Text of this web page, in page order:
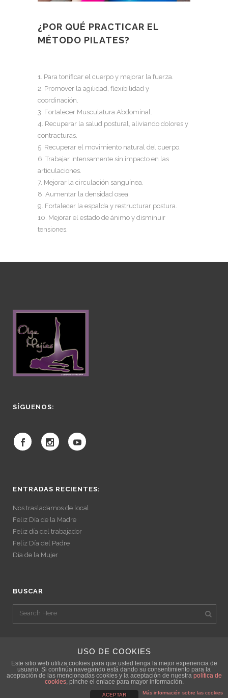
¿POR QUÉ PRACTICAR EL
MÉTODO PILATES?
1. Para tonificar el cuerpo y mejorar la fuerza.
2. Promover la agilidad, flexibilidad y
coordinación.
3. Fortalecer Musculatura Abdominal.
4. Recuperar la salud postural, aliviando dolores y
contracturas.
5. Recuperar el movimiento natural del cuerpo.
6. Trabajar intensamente sin impacto en las
articulaciones.
7. Mejorar la circulación sanguínea.
8. Aumentar la densidad osea.
9. Fortalecer la espalda y restructurar postura.
10. Mejorar el estado de ánimo y disminuir
tensiones.
SÍGUENOS:
ENTRADAS RECIENTES:
Nos trasladamos de local
Feliz Día de la Madre
Feliz día del trabajador
Feliz Día del Padre
Día de la Mujer
BUSCAR
© Copyright Studio de Pilates Olga Mejías |Política de privacidad|Política
USO DE COOKIES
Este sitio web utiliza cookies para que usted tenga la mejor experiencia de
usuario. Si continúa navegando está dando su consentimiento para la
aceptación de las mencionadas cookies y la aceptación de nuestra política de
cookies, pinche el enlace para mayor información.
Más información sobre las cookies
ACEPTAR